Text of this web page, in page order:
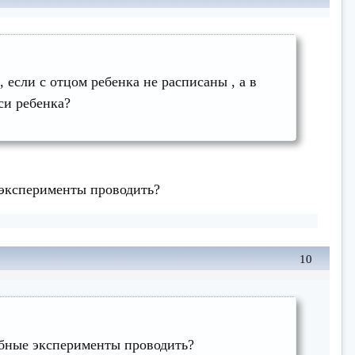
если с отцом ребенка не расписаны , а в
ребенка?
проводить?
10
эксперименты проводить?